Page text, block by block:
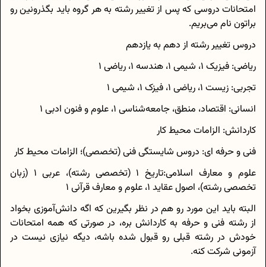
امتحانات دروسی که پس از تغییر رشته به هر گروه باید بگذرونین رو
براتون نام می‌بریم.
دروس تغییر رشته از دهم به یازدهم
ریاضی: فیزیک 1، شیمی 1، هندسه 1، ریاضی 1
تجربی: زیست 1، ریاضی 1، فیزک 1، شیمی 1
انسانی: اقتصاد، منطق، جامعه‌شناسی 1، علوم و فنون ادبی 1
کاردانش: الزامات محیط کار
فنی و حرفه ای: دروس شایستگی فنی (تخصصی)؛ الزامات محیط کار
علوم و معارف اسلامی:تاریخ 1 (تخصصی رشته)، عربی 1 (زبان
تخصصی رشته)، اصول عقاید 1، علوم و معارف قرآنی 1
البته باید این مورد رو هم در نظر بگیرین که اگه دانش‌آموزی بخواد
از رشته فنی و حرفه به کاردانش بره، در صورتی که همه امتحانات
خودش در رشته قبلی رو قبول شده باشه، دیگه نیازی نیست در
آزمونی شرکت کنه.